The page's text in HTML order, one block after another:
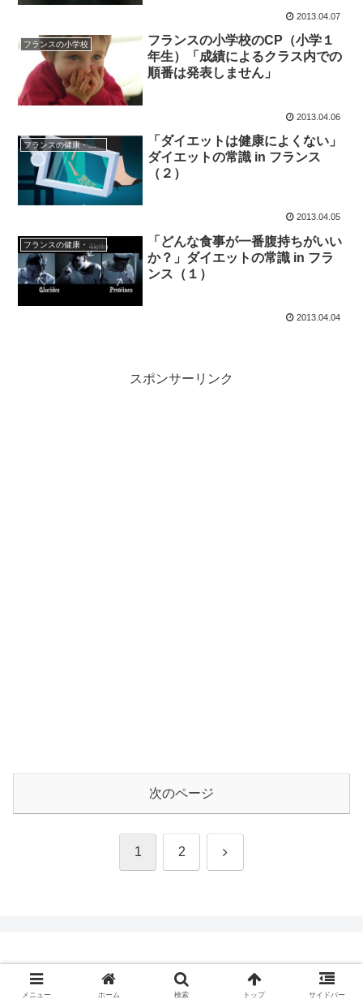
2013.04.07
フランスの小学校
フランスの小学校のCP（小学１
年生）「成績によるクラス内での
順番は発表しません」
2013.04.06
フランスの健康・医療
「ダイエットは健康によくない」
ダイエットの常識 in フランス
（２）
2013.04.05
フランスの健康・医療
「どんな食事が一番腹持ちがいい
か？」ダイエットの常識 in フラ
ンス（１）
2013.04.04
スポンサーリンク
次のページ
1 2 次
Copyright © 2012-2026 フランス＋＋ All Rights Reserved.
メニュー ホーム 検索 トップ サイドバー